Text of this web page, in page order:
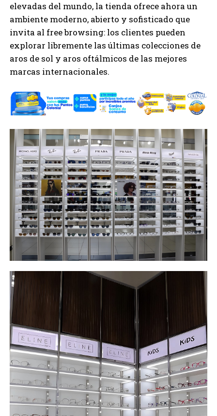
elevadas del mundo, la tienda ofrece ahora un
ambiente moderno, abierto y sofisticado que
invita al free browsing: los clientes pueden
explorar libremente las últimas colecciones de
aros de sol y aros oftálmicos de las mejores
marcas internacionales.